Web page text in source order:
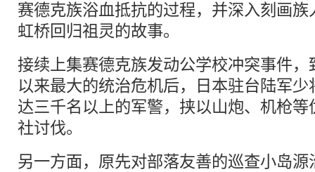
赛德克族浴血抵抗的过程，并深入刻画
虹桥回归祖灵的故事。
接续上集赛德克族发动公学校冲突事件
以来最大的统治危机后，日本驻台陆军
达三千名以上的军警，挟以山炮、机枪
社讨伐。
另一方面，原先对部落友善的巡查小岛